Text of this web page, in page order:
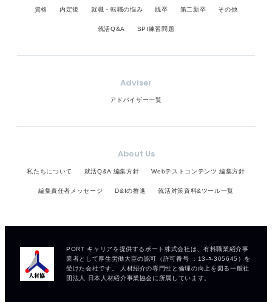
資格 内定後 就職・転職の悩み 既卒 第二新卒 その他
就活Q&A SPI練習問題
Adviser
アドバイザー一覧
About Us
私たちについて 就活Q&A 編集方針 Webテストコンテンツ 編集方針
編集責任者メッセージ D&Iの推進 就活対策資料&ツール一覧